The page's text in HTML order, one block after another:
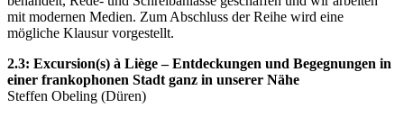
mit modernen Medien. Zum Abschluss der Reihe wird eine
mögliche Klausur vorgestellt.
2.3: Excursion(s) à Liège – Entdeckungen und Begegnungen in
einer frankophonen Stadt ganz in unserer Nähe
Steffen Obeling (Düren)